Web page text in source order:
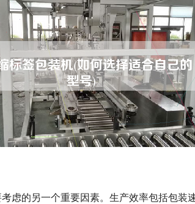
虑的另一个重要因素。生产效率包括包装